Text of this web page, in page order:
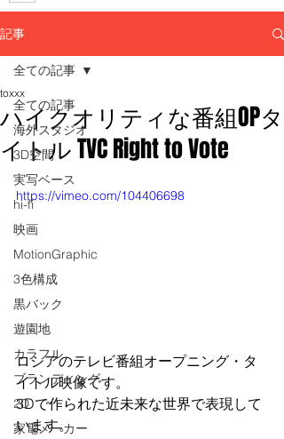
記事
全ての記事
海外スタジオ
3D空間
実写ベース
hi-fi
映画
MotionGraphic
3色構成
黒バック
遊園地
カラフル
ブランディング
2D
家電メーカー
全ての記事
ハイクオリティな番組OPタ
イトル TVC Right to Vote
toxxx
https://vimeo.com/104406698
ロシアのテレビ番組オープニング・タ
イトル映像です。
3Dで作られた近未来な世界で表現して
います。